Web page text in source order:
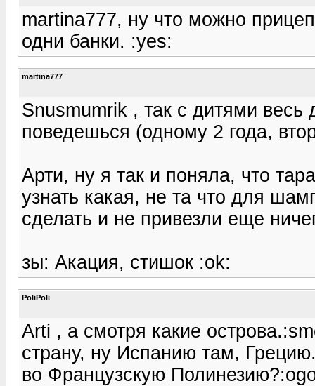
martina777, ну что можно
одни банки. :yes:
martina777
Snusmumrik , так с дитями
поведешься (одному 2 года,
Арти, ну я так и поняла, что
узнать какая, не та что для
сделать и не привезли еще
зы: Акация, стишок :ok:
PoliPoli
Arti , а смотря какие
страну, ну Испанию там,
во Французскую